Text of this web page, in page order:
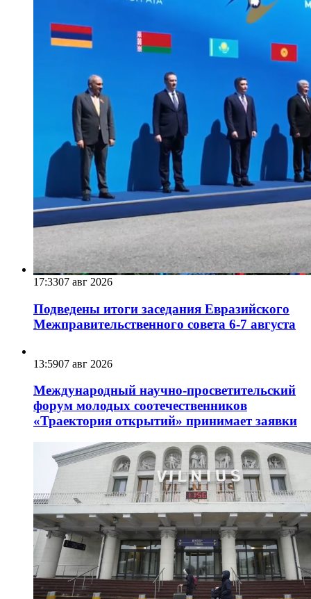
17:3307 авг 2026
Подведены итоги заседания Евразийского
Межправительственного совета 6-7 августа
13:5907 авг 2026
Международный научно-просветительский
форум молодых соотечественников
«Траектория открытий» принимает заявки